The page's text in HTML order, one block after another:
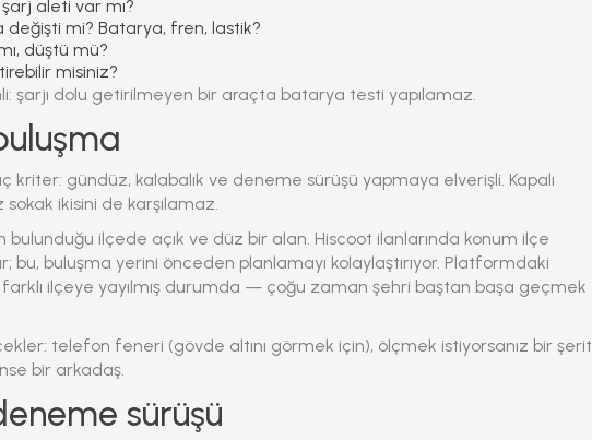
aleti var mı?
değişti mi? Batarya, fren, lastik?
düştü mü?
misiniz?
şarjı dolu getirilmeyen bir araçta batarya testi yapılamaz.
kriter: gündüz, kalabalık ve deneme sürüşü yapmaya elverişli. Kapalı
sokak ikisini de karşılamaz.
bulunduğu ilçede açık ve düz bir alan. Hiscoot ilanlarında konum ilçe
bu, buluşma yerini önceden planlamayı kolaylaştırıyor. Platformdaki
farklı ilçeye yayılmış durumda — çoğu zaman şehri baştan başa geçmek
telefon feneri (gövde altını görmek için), ölçmek istiyorsanız bir şerit
bir arkadaş.
sürüşü